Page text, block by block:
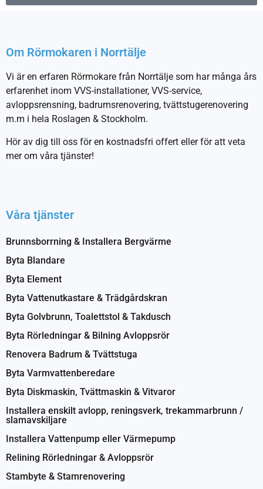
Om Rörmokaren i Norrtälje
Vi är en erfaren Rörmokare från Norrtälje som har många års
erfarenhet inom VVS-installationer, VVS-service,
avloppsrensning, badrumsrenovering, tvättstugerenovering
m.m i hela Roslagen & Stockholm.
Hör av dig till oss för en kostnadsfri offert eller för att veta
mer om våra tjänster!
Våra tjänster
Brunnsborrning & Installera Bergvärme
Byta Blandare
Byta Element
Byta Vattenutkastare & Trädgårdskran
Byta Golvbrunn, Toalettstol & Takdusch
Byta Rörledningar & Bilning Avloppsrör
Renovera Badrum & Tvättstuga
Byta Varmvattenberedare
Byta Diskmaskin, Tvättmaskin & Vitvaror
Installera enskilt avlopp, reningsverk, trekammarbrunn /
slamavskiljare
Installera Vattenpump eller Värmepump
Relining Rörledningar & Avloppsrör
Stambyte & Stamrenovering